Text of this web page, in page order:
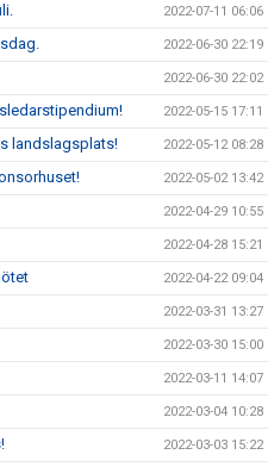
2022-07-11 06:06
2022-06-30 22:19
2022-06-30 22:02
2022-05-15 17:11
landslagsplats! 2022-05-12 08:28
2022-05-02 13:42
2022-04-29 10:55
2022-04-28 15:21
2022-04-22 09:04
2022-03-31 13:27
2022-03-30 15:00
2022-03-11 14:07
2022-03-04 10:28
2022-03-03 15:22